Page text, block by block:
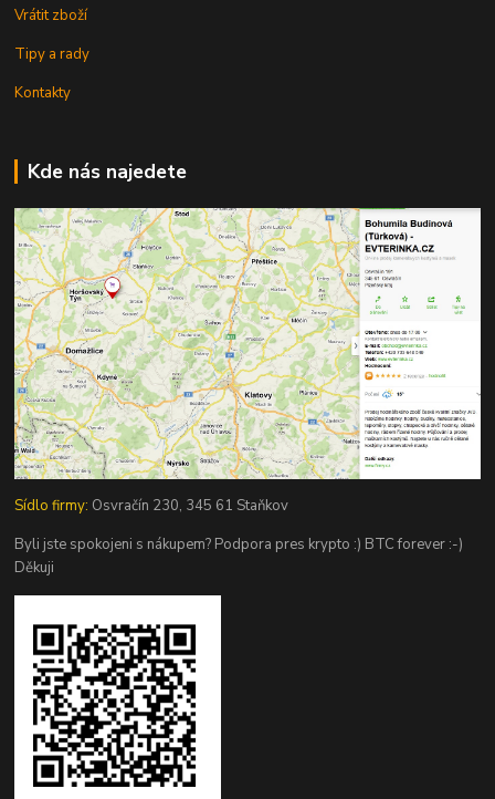
Vrátit zboží
Tipy a rady
Kontakty
Kde nás najedete
Sídlo firmy: Osvračín 230, 345 61 Staňkov
Byli jste spokojeni s nákupem? Podpora pres krypto :) BTC forever :-)
Děkuji